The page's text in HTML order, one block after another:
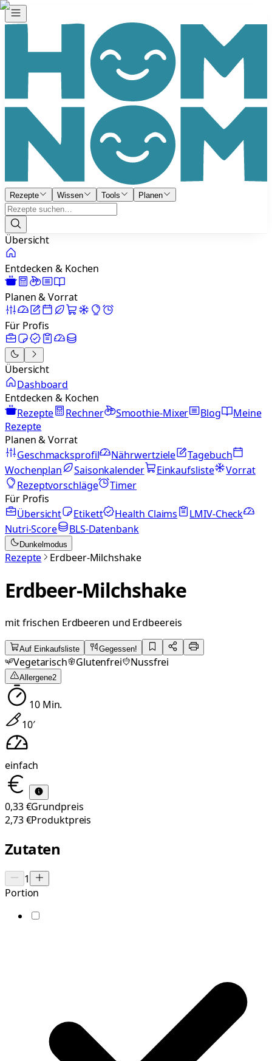
Rezepte Wissen Tools Planen
Übersicht
Entdecken & Kochen
Planen & Vorrat
Für Profis
Übersicht
Dashboard
Entdecken & Kochen
Rezepte
Rechner Smoothie-Mixer Blog
Meine
Rezepte
Planen & Vorrat
Geschmacksprofil
Nährwertziele
Tagebuch
Wochenplan
Saisonkalender Einkaufsliste
Vorrat
Rezeptvorschläge
Timer
Für Profis
Übersicht
Etikett Health Claims
LMIV-Check
Nutri-Score
BLS-Datenbank
Dunkelmodus
Rezepte Erdbeer-Milchshake
Erdbeer-Milchshake
mit frischen Erdbeeren und Erdbeereis
Auf Einkaufsliste Gegessen!
Vegetarisch Glutenfrei Nussfrei
Allergene2
10Min.
10′
einfach
0,33 €Grundpreis
2,73 €Produktpreis
Zutaten
1
Portion